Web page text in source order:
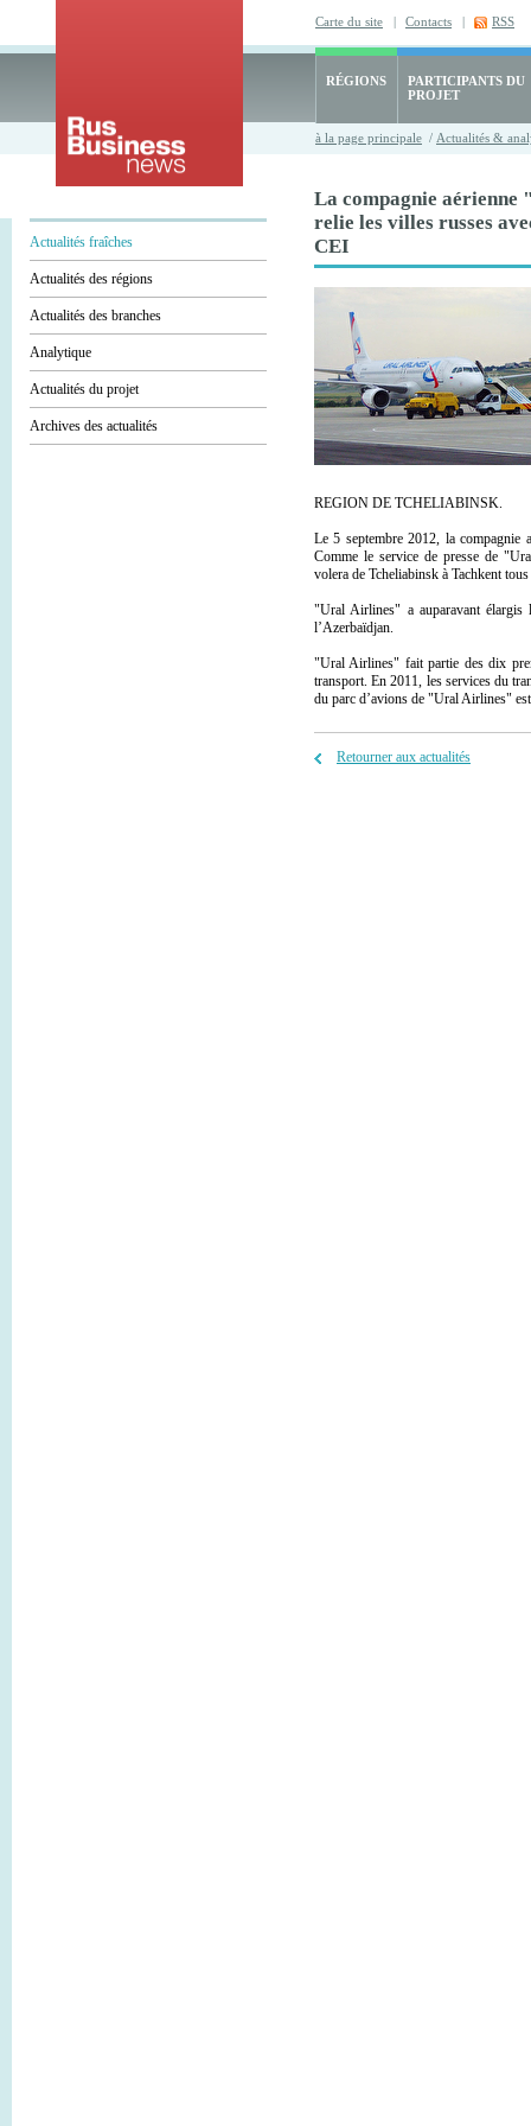
Carte du site | Contacts | RSS
RÉGIONS
PARTICIPANTS DU
PROJET
à la page principale / Actualités &
Actualités fraîches
Actualités des régions
Actualités des branches
Analytique
Actualités du projet
Archives des actualités
La compagnie
relie les villes russes
CEI
REGION DE TCHELIABINSK.
Le 5 septembre 2012, la compagnie
Comme le service de presse de
volera de Tcheliabinsk à Tachkent
"Ural Airlines" a auparavant
l’Azerbaïdjan.
"Ural Airlines" fait partie des dix
transport. En 2011, les services du
du parc d’avions de "Ural Airlines"
Retourner aux actualités